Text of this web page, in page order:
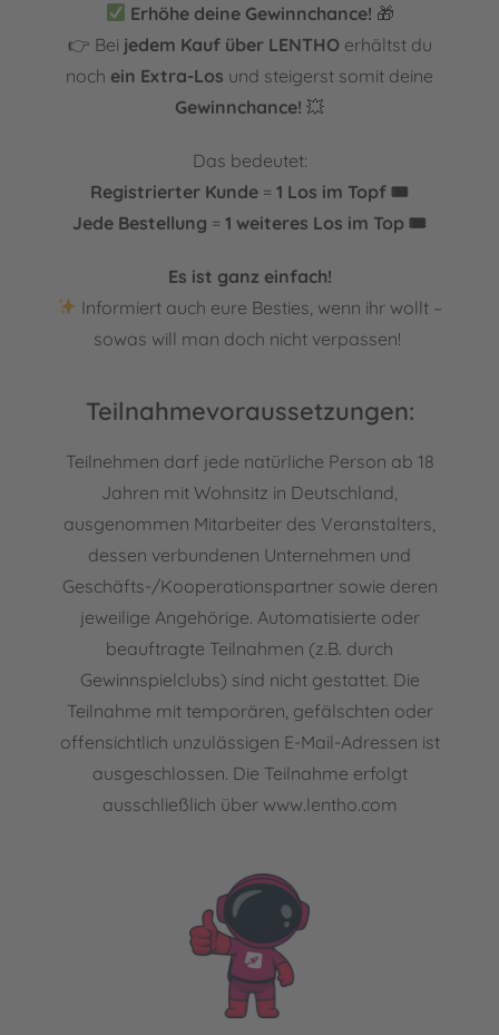
Erhöhe deine Gewinnchance! 🎁
👉 Bei jedem Kauf über LENTHOerhältst du
noch ein Extra-Los und steigerst somit deine
Gewinnchance! 💥
Das bedeutet:
Registrierter Kunde = 1 Los im Topf 🎟️
Jede Bestellung = 1 weiteres Los im Top 🎟️
Es ist ganz einfach!
Informiert auch eure Besties, wenn ihr wollt –
sowas will man doch nicht verpassen!
Teilnahmevoraussetzungen:
Teilnehmen darf jede natürliche Person ab 18
Jahren mit Wohnsitz in Deutschland,
ausgenommen Mitarbeiter des Veranstalters,
dessen verbundenen Unternehmen und
Geschäfts-/Kooperationspartner sowie deren
jeweilige Angehörige. Automatisierte oder
beauftragte Teilnahmen (z.B. durch
Gewinnspielclubs) sind nicht gestattet. Die
Teilnahme mit temporären, gefälschten oder
offensichtlich unzulässigen E-Mail-Adressen ist
ausgeschlossen. Die Teilnahme erfolgt
ausschließlich über www.lentho.com